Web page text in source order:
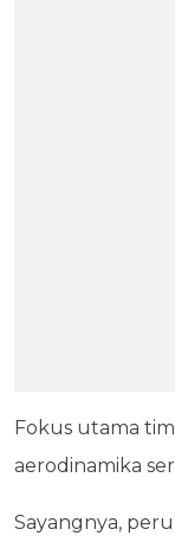
Fokus utama
aerodinamika
Sayangnya,